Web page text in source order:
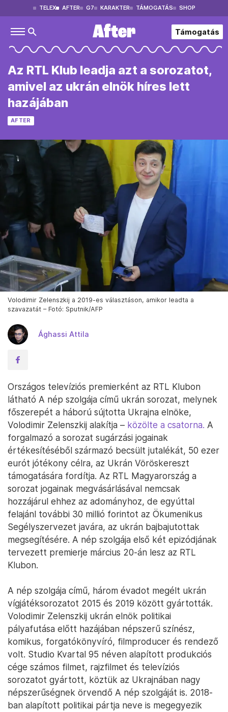
TELEX AFTER G7 KARAKTER TÁMOGATÁS SHOP
Támogatás
Az RTL Klub leadja azt a sorozatot,
amivel az ukrán elnök híres lett
hazájában
AFTER
Volodimir Zelenszkij a 2019-es választáson, amikor leadta a
szavazatát – Fotó: Sputnik/AFP
Ághassi Attila
Országos televíziós premierként az RTL Klubon
látható A nép szolgája című ukrán sorozat, melynek
főszerepét a háború sújtotta Ukrajna elnöke,
Volodimir Zelenszkij alakítja – közölte a csatorna. A
forgalmazó a sorozat sugárzási jogainak
értékesítéséből származó becsült jutalékát, 50 ezer
eurót jótékony célra, az Ukrán Vöröskereszt
támogatására fordítja. Az RTL Magyarország a
sorozat jogainak megvásárlásával nemcsak
hozzájárul ehhez az adományhoz, de egyúttal
felajánl további 30 millió forintot az Ökumenikus
Segélyszervezet javára, az ukrán bajbajutottak
megsegítésére. A nép szolgája első két epizódjának
tervezett premierje március 20-án lesz az RTL
Klubon.
A nép szolgája című, három évadot megélt ukrán
vígjátéksorozatot 2015 és 2019 között gyártották.
Volodimir Zelenszkij ukrán elnök politikai
pályafutása előtt hazájában népszerű színész,
komikus, forgatókönyvíró, filmproducer és rendező
volt. Studio Kvartal 95 néven alapított produkciós
cége számos filmet, rajzfilmet és televíziós
sorozatot gyártott, köztük az Ukrajnában nagy
népszerűségnek örvendő A nép szolgáját is. 2018-
ban alapított politikai pártja neve is megegyezik